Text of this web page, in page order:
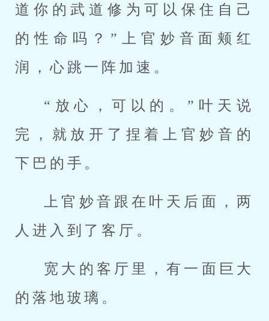
道你的武道修为可以保住自己
的性命吗？”上官妙音面颊红
润，心跳一阵加速。
“放心，可以的。”叶天说
完，就放开了捏着上官妙音的
下巴的手。
上官妙音跟在叶天后面，两
人进入到了客厅。
宽大的客厅里，有一面巨大
的落地玻璃。